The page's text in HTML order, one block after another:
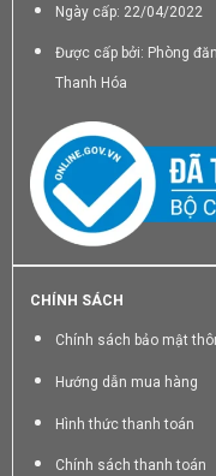
Ngày cấp: 22/04/2022
Được cấp bởi: Phòng
Thanh Hóa
CHÍNH SÁCH
Chính sách bảo mật
Hướng dẫn mua hàng
Hình thức thanh toán
Chính sách thanh toán